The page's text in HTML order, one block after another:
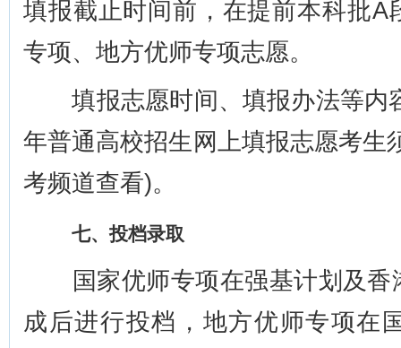
填报截止时间前，在提前本科批A
专项、地方优师专项志愿。
填报志愿时间、填报办法等内
年普通高校招生网上填报志愿考生
考频道查看)。
七、投档录取
国家优师专项在强基计划及香
成后进行投档，地方优师专项在